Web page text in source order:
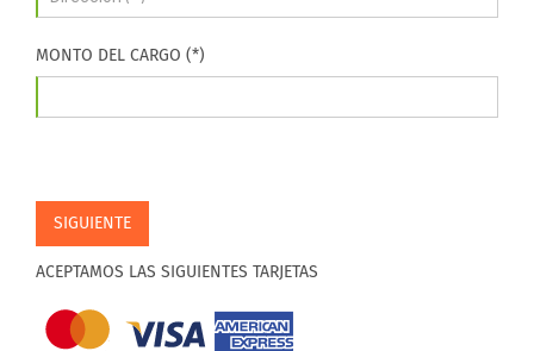
MONTO DEL CARGO (*)
SIGUIENTE
ACEPTAMOS LAS SIGUIENTES TARJETAS